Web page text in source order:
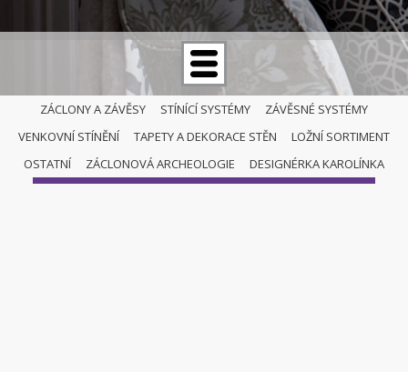
ZÁCLONY A ZÁVĚSY STÍNÍCÍ SYSTÉMY
ZÁVĚSNÉ SYSTÉMY
VENKOVNÍ STÍNĚNÍ
TAPETY A DEKORACE STĚN
LOŽNÍ SORTIMENT
OSTATNÍ
ZÁCLONOVÁ ARCHEOLOGIE DESIGNÉRKA KAROLÍNKA
VERTIKÁLNÍ ŽALUZIE